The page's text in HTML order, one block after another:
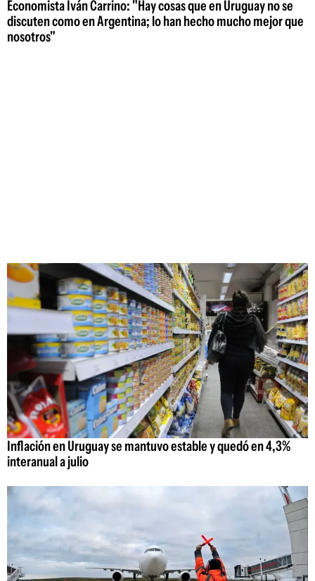
Economista Iván Carrino: "Hay cosas que en Uruguay no se
discuten como en Argentina; lo han hecho mucho mejor que
nosotros"
Inflación en Uruguay se mantuvo estable y quedó en 4,3%
interanual a julio